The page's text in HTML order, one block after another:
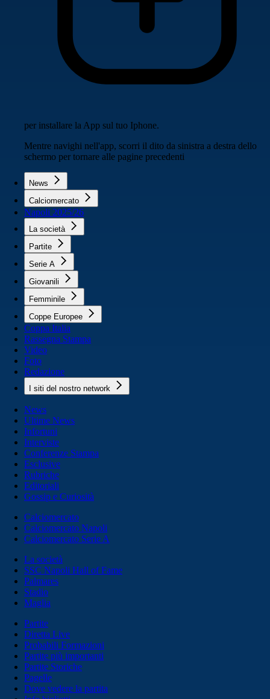
per installare la App sul tuo Iphone.
Mentre navighi nell'app, scorri il dito da sinistra a destra dello
schermo per tornare alle pagine precedenti
News
Calciomercato
Napoli 2025/26
La società
Partite
Serie A
Giovanili
Femminile
Coppe Europee
Coppa Italia
Rassegna Stampa
Video
Foto
Redazione
I siti del nostro network
News
Ultime News
Infortuni
Interviste
Conferenze Stampa
Esclusive
Rubriche
Editoriali
Gossip e Curiosità
Calciomercato
Calciomercato Napoli
Calciomercato Serie A
La società
SSC Napoli Hall of Fame
Palmares
Stadio
Maglia
Partite
Diretta Live
Probabili Formazioni
Partite più importanti
Partite Storiche
Pagelle
Dove vedere la partita